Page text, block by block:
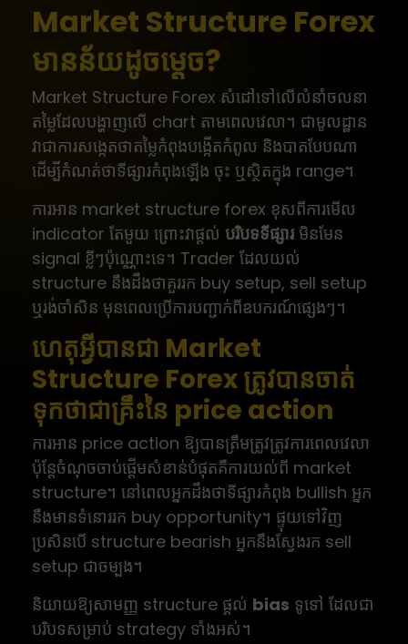
Market Structure Forex
មានន័យដូចម្តេច?
Market Structure Forex សំដៅទៅលើលំនាំចលនា
តម្លៃដែលបង្ហាញលើ chart តាមពេលវេលា។ ជាមូលដ្ឋាន
វាជាការសង្កេតថាតម្លៃកំពុងបង្កើតកំពូល និងបាតបែបណា
ដើម្បីកំណត់ថាទីផ្សារកំពុងឡើង ចុះ ឬស្ថិតក្នុង range។
ការអាន market structure forex ខុសពីការមើល
indicator តែមួយ ព្រោះវាផ្តល់ បរិបទទីផ្សារ មិនមែន
signal ខ្លីៗប៉ុណ្ណោះទេ។ Trader ដែលយល់
structure នឹងដឹងថាគួររក buy setup, sell setup
ឬរង់ចាំសិន មុនពេលប្រើការបញ្ជាក់ពីឧបករណ៍ផ្សេងៗ។
ហេតុអ្វីបានជា Market
Structure Forex ត្រូវបានចាត់
ទុកថាជាគ្រឹះនៃ price action
ការអាន price action ឱ្យបានត្រឹមត្រូវត្រូវការពេលវេលា
ប៉ុន្តែចំណុចចាប់ផ្តើមសំខាន់បំផុតគឺការយល់ពី market
structure។ នៅពេលអ្នកដឹងថាទីផ្សារកំពុង bullish អ្នក
នឹងមានទំនោររក buy opportunity។ ផ្ទុយទៅវិញ
ប្រសិនបើ structure bearish អ្នកនឹងស្វែងរក sell
setup ជាចម្បង។
និយាយឱ្យសាមញ្ញ structure ផ្តល់ bias ទូទៅ ដែលជា
បរិបទសម្រាប់ strategy ទាំងអស់។